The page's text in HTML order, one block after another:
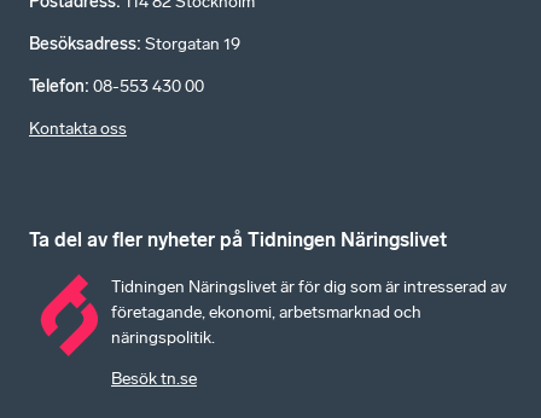
Besöksadress: Storgatan 19
Telefon: 08-553 430 00
Kontakta oss
Ta del av fler nyheter på Tidningen Näringslivet
Tidningen Näringslivet är för dig som är intresserad av
företagande, ekonomi, arbetsmarknad och
näringspolitik.
Besök tn.se